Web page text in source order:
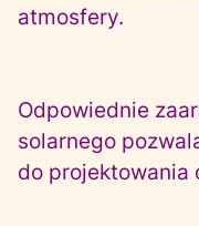
atmosfery.
Odpowiednie
solarnego
do projektowania